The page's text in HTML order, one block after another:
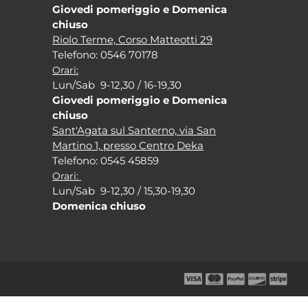
Giovedi pomeriggio e Domenica
chiuso
Riolo Terme, Corso Matteotti 29
Telefono: 0546 70178
Orari:
Lun/Sab 9-12,30 / 16-19,30
Giovedi pomeriggio e Domenica
chiuso
Sant'Agata sul Santerno, via San
Martino 1, presso Centro Deka
Telefono: 0545 45859
Orari:
Lun/Sab 9-12,30 / 15,30-19,30
Domenica chiuso